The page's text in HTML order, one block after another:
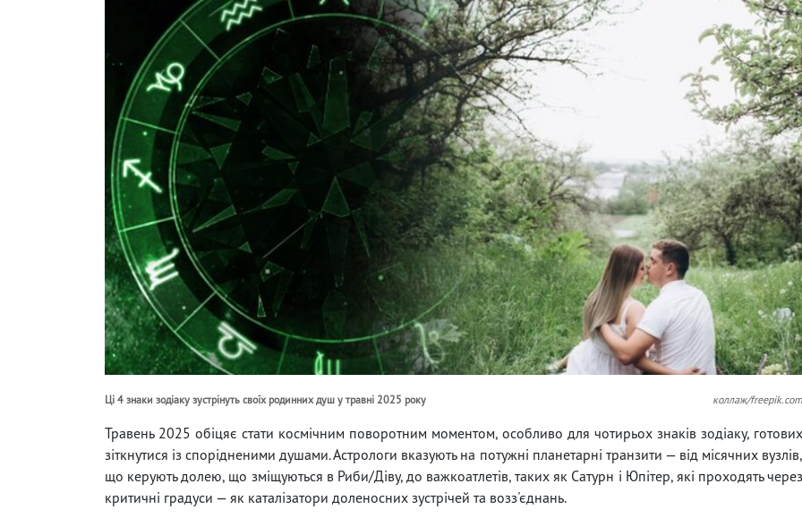
Ці 4 знаки зодіаку зустрінуть своїх родинних душ у травні 2025 року коллаж/freepik.com
Травень 2025 обіцяє стати космічним поворотним моментом, особливо для чотирьох знаків зодіаку, готових
зіткнутися із спорідненими душами. Астрологи вказують на потужні планетарні транзити — від місячних вузлів,
що керують долею, що зміщуються в Риби/Діву, до важкоатлетів, таких як Сатурн і Юпітер, які проходять через
критичні градуси — як каталізатори доленосних зустрічей та возз'єднань.